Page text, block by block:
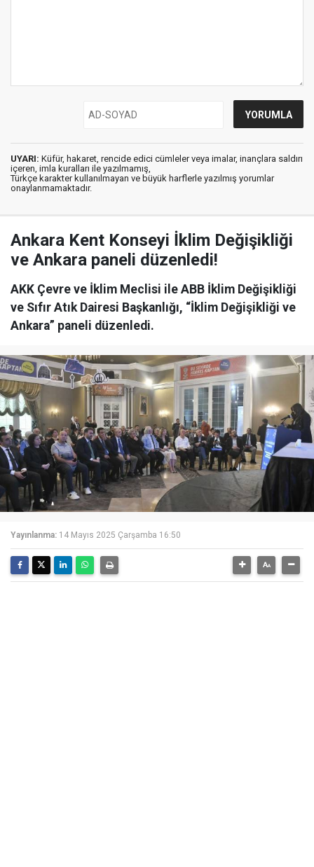
UYARI: Küfür, hakaret, rencide edici cümleler veya imalar, inançlara saldırı
içeren, imla kuralları ile yazılmamış,
Türkçe karakter kullanılmayan ve büyük harflerle yazılmış yorumlar
onaylanmamaktadır.
Ankara Kent Konseyi İklim Değişikliği
ve Ankara paneli düzenledi!
AKK Çevre ve İklim Meclisi ile ABB İklim Değişikliği
ve Sıfır Atık Dairesi Başkanlığı, “İklim Değişikliği ve
Ankara” paneli düzenledi.
Yayınlanma: 14 Mayıs 2025 Çarşamba 16:50